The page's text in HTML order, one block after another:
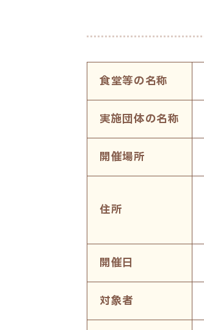
食堂等の名称
実施団体の名称
開催場所
住所
開催日
対象者